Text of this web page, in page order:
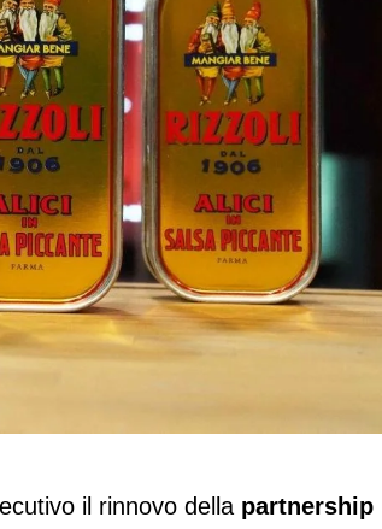
edizione di
il rinnovo della partnership